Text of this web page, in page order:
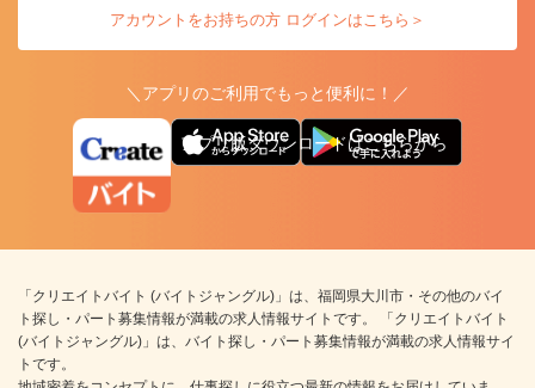
アカウントをお持ちの方 ログインはこちら＞
＼アプリのご利用でもっと便利に！／
アプリ版ダウンロードはこちらから
「クリエイトバイト (バイトジャングル)」は、福岡県大川市・その他のバイ
ト探し・パート募集情報が満載の求人情報サイトです。 「クリエイトバイト
(バイトジャングル)」は、バイト探し・パート募集情報が満載の求人情報サイ
トです。